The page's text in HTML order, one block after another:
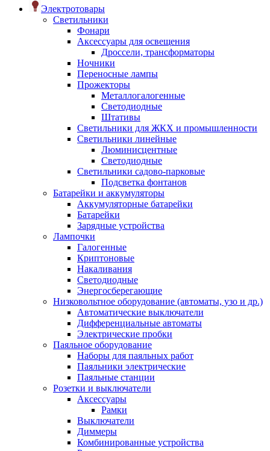
Электротовары
Светильники
Фонари
Аксессуары для освещения
Дроссели, трансформаторы
Ночники
Переносные лампы
Прожекторы
Металлогалогенные
Светодиодные
Штативы
Светильники для ЖКХ и промышленности
Светильники линейные
Люминисцентные
Светодиодные
Светильники садово-парковые
Подсветка фонтанов
Батарейки и аккумуляторы
Аккумуляторные батарейки
Батарейки
Зарядные устройства
Лампочки
Галогенные
Криптоновые
Накаливания
Светодиодные
Энергосберегающие
Низковольтное оборудование (автоматы, узо и др.)
Автоматические выключатели
Дифференциальные автоматы
Электрические пробки
Паяльное оборудование
Наборы для паяльных работ
Паяльники электрические
Паяльные станции
Розетки и выключатели
Аксессуары
Рамки
Выключатели
Диммеры
Комбинированные устройства